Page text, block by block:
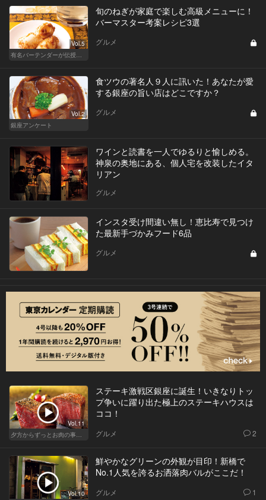
Vol.5
有名バーテンダーが伝授する簡単つまみレシピ
旬のねぎが家庭で楽しむ高級メニューに！
バーマスター考案レシピ3選
グルメ
Vol.2
銀座アンケート
食ツウの著名人９人に訊いた！あなたが愛
する銀座の旨い店はどこですか？
グルメ
ワインと読書を一人でゆるりと愉しめる。
神泉の奥地にある、個人宅を改装したイタ
リアン
グルメ
インスタ受け間違い無し！恵比寿で見つけ
た最新手づかみフード6品
グルメ
Vol.11
夕方からずっとお肉の事を考えてる貴方へ
ステーキ激戦区銀座に誕生！いきなりトッ
プ争いに躍り出た極上のステーキハウスは
ココ！
グルメ 2
Vol.10
鮮やかなグリーンの外観が目印！新橋で
No.1人気を誇るお洒落肉バルがここだ！
グルメ 1